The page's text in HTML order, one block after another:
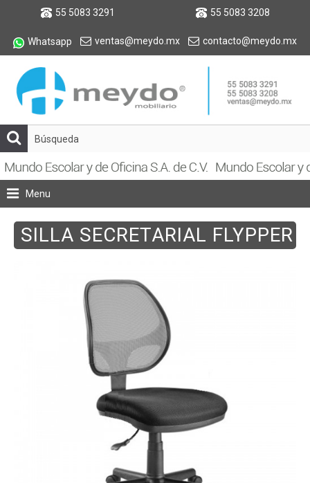
55 5083 3291 55 5083 3208
Whatsapp ventas@meydo.mx contacto@meydo.mx
Menu
SILLA SECRETARIAL FLYPPER